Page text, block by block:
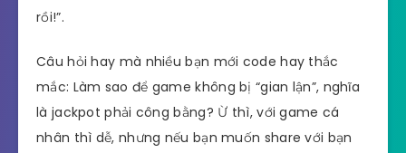
rồi!”.
Câu hỏi hay mà nhiều bạn mới code hay thắc
mắc: Làm sao để game không bị “gian lận”, nghĩa
là jackpot phải công bằng? Ừ thì, với game cá
nhân thì dễ, nhưng nếu bạn muốn share với bạn